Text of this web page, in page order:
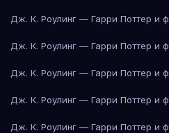
Дж. К. Роулинг — Гарри Поттер и
Дж. К. Роулинг — Гарри Поттер и
Дж. К. Роулинг — Гарри Поттер и
Дж. К. Роулинг — Гарри Поттер и
Дж. К. Роулинг — Гарри Поттер и